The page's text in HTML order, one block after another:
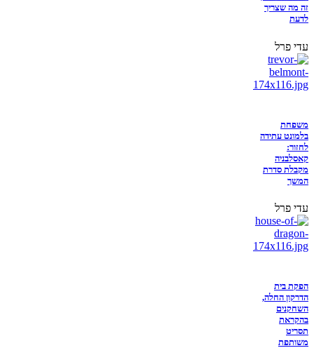
זה מה שצריך
לדעת
עדי פרל
משפחת
בלמונט עתידה
לחזור:
קאסלבניה
מקבלת סדרת
המשך
עדי פרל
הפקת בית
הדרקון החלה,
השחקנים
בהקראת
תסריט
משותפת